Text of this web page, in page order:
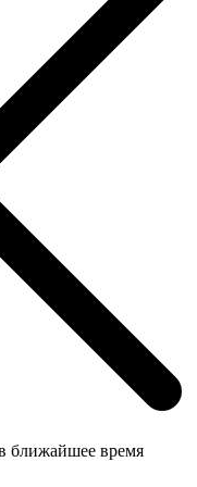
ближайшее время